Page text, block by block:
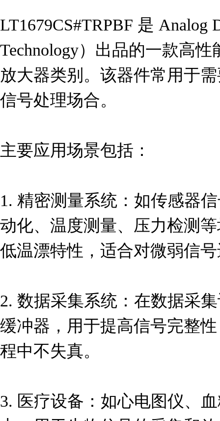
LT1679CS#TRPBF 是 Analog
Technology）出品的一款高
放大器类别。该器件常用于
信号处理场合。
主要应用场景包括：
1. 精密测量系统：如传感器
动化、温度测量、压力检测
低温漂特性，适合对微弱信
2. 数据采集系统：在数据采
缓冲器，用于提高信号完整
程中不失真。
3. 医疗设备：如心电图仪、